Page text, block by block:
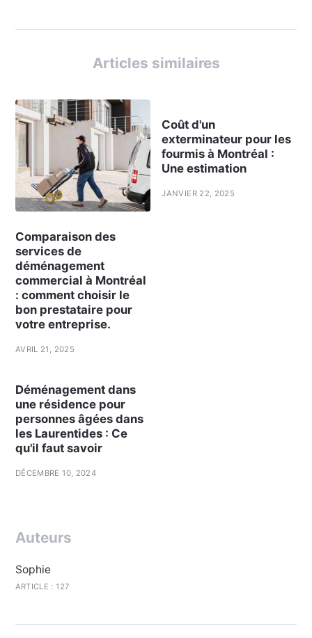
Articles similaires
Comparaison des
services de
déménagement
commercial à Montréal
: comment choisir le
bon prestataire pour
votre entreprise.
AVRIL 21, 2025
Coût d'un
exterminateur pour les
fourmis à Montréal :
Une estimation
JANVIER 22, 2025
Déménagement dans
une résidence pour
personnes âgées dans
les Laurentides : Ce
qu'il faut savoir
DÉCEMBRE 10, 2024
Auteurs
Sophie
ARTICLE : 127